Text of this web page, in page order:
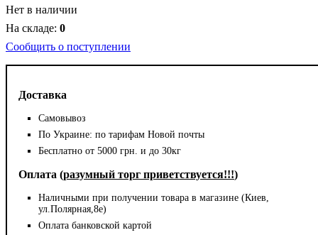
Доставка
Самовывоз
По Украине: по тарифам Новой почты
Бесплатно от 5000 грн. и до 30кг
Оплата (разумный торг приветствуется!!!)
Наличными при получении товара в магазине (Киев,
ул.Полярная,8е)
Оплата банковской картой
Нет в наличии
0
Сообщить о поступлении